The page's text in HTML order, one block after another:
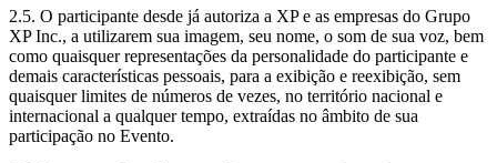
2.5. O participante desde já autoriza a XP e as empresas do Grupo
XP Inc., a utilizarem sua imagem, seu nome, o som de sua voz, bem
como quaisquer representações da personalidade do participante e
demais características pessoais, para a exibição e reexibição, sem
quaisquer limites de números de vezes, no território nacional e
internacional a qualquer tempo, extraídas no âmbito de sua
participação no Evento.